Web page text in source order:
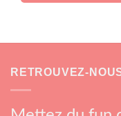
RETROUVEZ-